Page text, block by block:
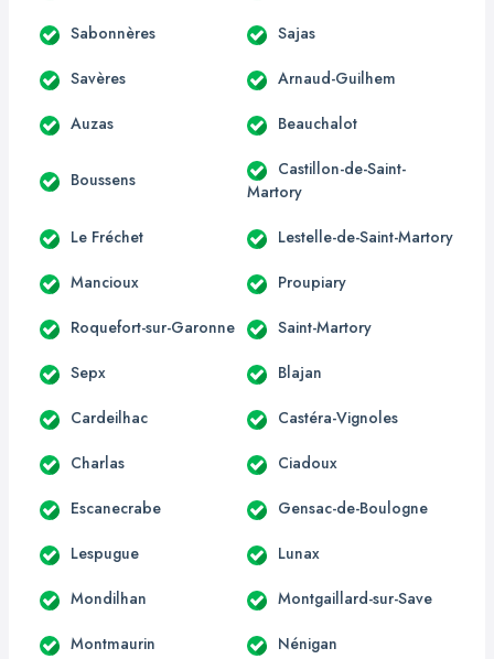
Sabonnères Sajas
Savères Arnaud-Guilhem
Auzas Beauchalot
Boussens
Castillon-de-Saint-
Martory
Le Fréchet Lestelle-de-Saint-Martory
Mancioux Proupiary
Roquefort-sur-Garonne Saint-Martory
Sepx Blajan
Cardeilhac Castéra-Vignoles
Charlas Ciadoux
Escanecrabe Gensac-de-Boulogne
Lespugue Lunax
Mondilhan Montgaillard-sur-Save
Montmaurin Nénigan